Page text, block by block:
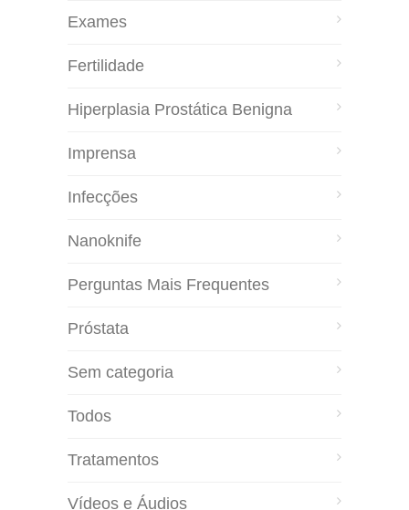
Exames
Fertilidade
Hiperplasia Prostática Benigna
Imprensa
Infecções
Nanoknife
Perguntas Mais Frequentes
Próstata
Sem categoria
Todos
Tratamentos
Vídeos e Áudios